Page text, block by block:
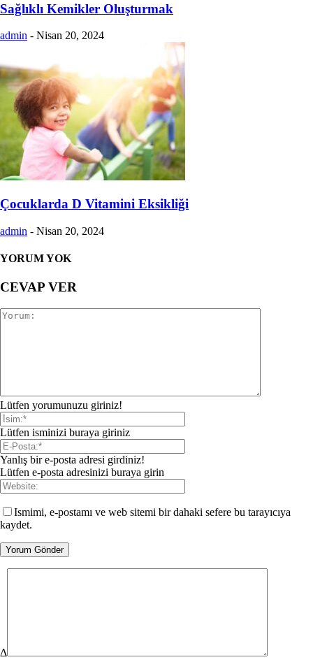
Sağlıklı Kemikler Oluşturmak
admin - Nisan 20, 2024
Çocuklarda D Vitamini Eksikliği
admin - Nisan 20, 2024
YORUM YOK
CEVAP VER
Lütfen yorumunuzu giriniz!
Lütfen isminizi buraya giriniz
Yanlış bir e-posta adresi girdiniz!
Lütfen e-posta adresinizi buraya girin
Ismimi, e-postamı ve web sitemi bir dahaki sefere bu tarayıcıya
kaydet.
Δ